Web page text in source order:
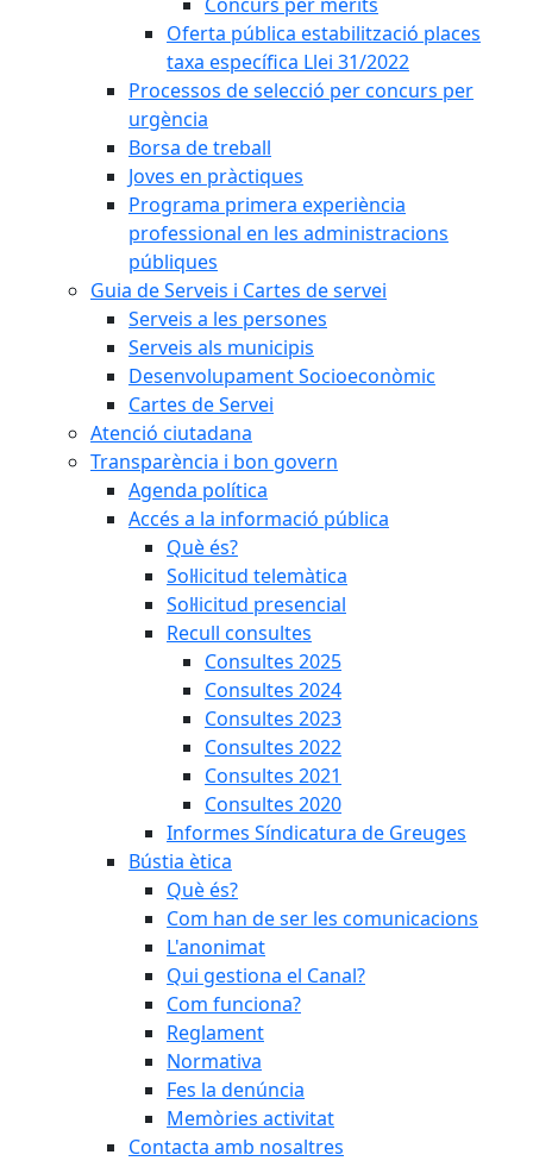
Oferta pública estabilització places
taxa específica Llei 31/2022
Processos de selecció per concurs per
urgència
Borsa de treball
Joves en pràctiques
Programa primera experiència
professional en les administracions
públiques
Guia de Serveis i Cartes de servei
Serveis a les persones
Serveis als municipis
Desenvolupament Socioeconòmic
Cartes de Servei
Atenció ciutadana
Transparència i bon govern
Agenda política
Accés a la informació pública
Què és?
Sol·licitud telemàtica
Sol·licitud presencial
Recull consultes
Consultes 2025
Consultes 2024
Consultes 2023
Consultes 2022
Consultes 2021
Consultes 2020
Informes Síndicatura de Greuges
Bústia ètica
Què és?
Com han de ser les comunicacions
L'anonimat
Qui gestiona el Canal?
Com funciona?
Reglament
Normativa
Fes la denúncia
Memòries activitat
Contacta amb nosaltres